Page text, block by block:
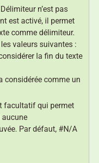
n’est pas
est activé, il permet
comme délimiteur.
valeurs suivantes :
la fin du texte
considérée comme un
facultatif qui permet
aucune
Par défaut, #N/A